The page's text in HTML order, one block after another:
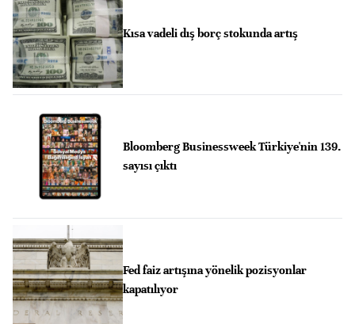
Kısa vadeli dış borç stokunda artış
Bloomberg Businessweek Türkiye'nin 139.
sayısı çıktı
Fed faiz artışına yönelik pozisyonlar
kapatılıyor